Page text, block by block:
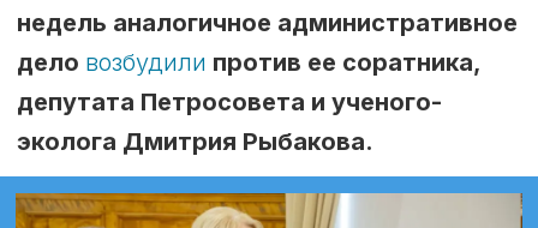
недель аналогичное административное
дело возбудили против ее соратника,
депутата Петросовета и ученого-
эколога Дмитрия Рыбакова.